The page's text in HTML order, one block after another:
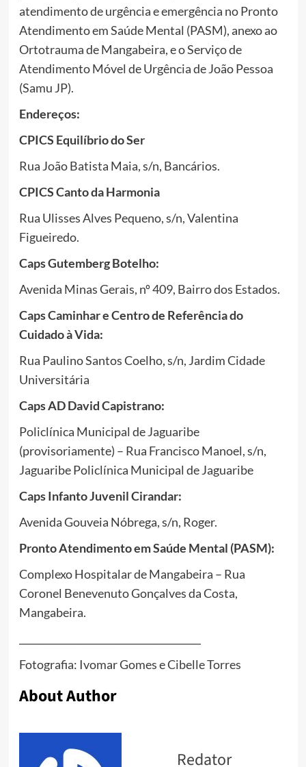
atendimento de urgência e emergência no Pronto
Atendimento em Saúde Mental (PASM), anexo ao
Ortotrauma de Mangabeira, e o Serviço de
Atendimento Móvel de Urgência de João Pessoa
(Samu JP).
Endereços:
CPICS Equilíbrio do Ser
Rua João Batista Maia, s/n, Bancários.
CPICS Canto da Harmonia
Rua Ulisses Alves Pequeno, s/n, Valentina
Figueiredo.
Caps Gutemberg Botelho:
Avenida Minas Gerais, nº 409, Bairro dos Estados.
Caps Caminhar e Centro de Referência do
Cuidado à Vida:
Rua Paulino Santos Coelho, s/n, Jardim Cidade
Universitária
Caps AD David Capistrano:
Policlínica Municipal de Jaguaribe
(provisoriamente) – Rua Francisco Manoel, s/n,
Jaguaribe Policlínica Municipal de Jaguaribe
Caps Infanto Juvenil Cirandar:
Avenida Gouveia Nóbrega, s/n, Roger.
Pronto Atendimento em Saúde Mental (PASM):
Complexo Hospitalar de Mangabeira – Rua
Coronel Benevenuto Gonçalves da Costa,
Mangabeira.
Fotografia: Ivomar Gomes e Cibelle Torres
About Author
Redator